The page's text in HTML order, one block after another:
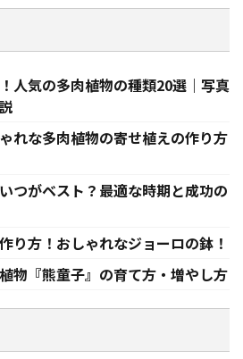
人気の多肉植物の種類20選｜写真
れな多肉植物の寄せ植えの作り方
つがベスト？最適な時期と成功の
り方！おしゃれなジョーロの鉢！
物『熊童子』の育て方・増やし方